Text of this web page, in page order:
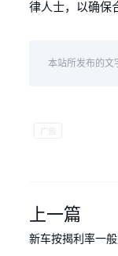
律人士，以确保
本站所发布的文
上一篇
新车按揭利率一